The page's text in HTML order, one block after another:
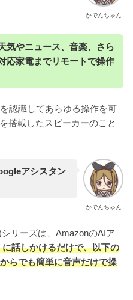
かでんちゃん
気やニュース、音楽、さら
応家電までリモートで操作
認識してあらゆる操作を可
搭載したスピーカーのこと
かでんちゃん
アシスタン
リーズは、AmazonのAIア
話しかけるだけで、以下の
らでも簡単に音声だけで操